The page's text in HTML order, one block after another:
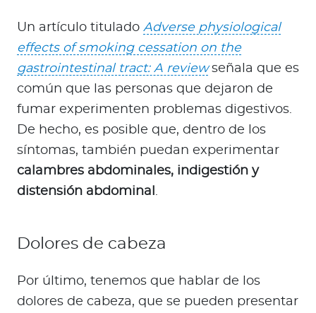
Un artículo titulado Adverse physiological
effects of smoking cessation on the
gastrointestinal tract: A reviewseñala que es
común que las personas que dejaron de
fumar experimenten problemas digestivos.
De hecho, es posible que, dentro de los
síntomas, también puedan experimentar
calambres abdominales, indigestión y
distensión abdominal .
Dolores de cabeza
Por último, tenemos que hablar de los
dolores de cabeza, que se pueden presentar